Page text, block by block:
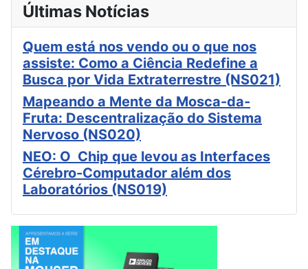
Últimas Notícias
Quem está nos vendo ou o que nos
assiste: Como a Ciência Redefine a
Busca por Vida Extraterrestre (NS021)
Mapeando a Mente da Mosca-da-
Fruta: Descentralização do Sistema
Nervoso (NS020)
NEO: O Chip que levou as Interfaces
Cérebro-Computador além dos
Laboratórios (NS019)